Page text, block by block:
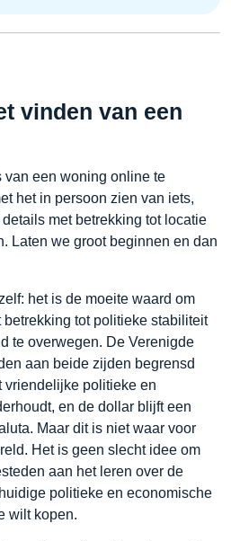
vinden van een
van een woning online te
het in persoon zien van iets,
met betrekking tot locatie
Laten we groot beginnen en dan
het is de moeite waard om
tot politieke stabiliteit
te overwegen. De Verenigde
aan beide zijden begrensd
vriendelijke politieke en
en de dollar blijft een
Maar dit is niet waar voor
Het is geen slecht idee om
aan het leren over de
politieke en economische
wilt kopen.